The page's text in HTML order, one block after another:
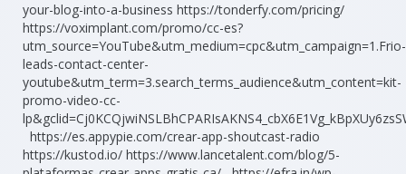
your-blog-into-a-business https://tonderfy.com/pricing/
https://voximplant.com/promo/cc-es?
utm_source=YouTube&utm_medium=cpc&utm_campaign=1.Frio-
leads-contact-center-
youtube&utm_term=3.search_terms_audience&utm_content=kit-
promo-video-cc-
https://es.appypie.com/crear-app-shoutcast-radio
https://kustod.io/ https://www.lancetalent.com/blog/5-